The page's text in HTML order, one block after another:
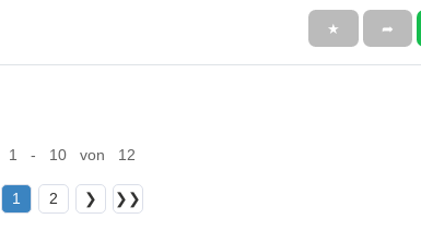
★ ➦
1 - 10 von 12
1 2 ❯ ❯❯